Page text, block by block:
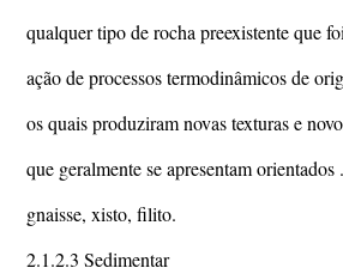
qualquer tipo de rocha preexistente que
ação de processos termodinâmicos de
os quais produziram novas texturas e
que geralmente se apresentam orientados
gnaisse, xisto, filito.
2.1.2.3 Sedimentar